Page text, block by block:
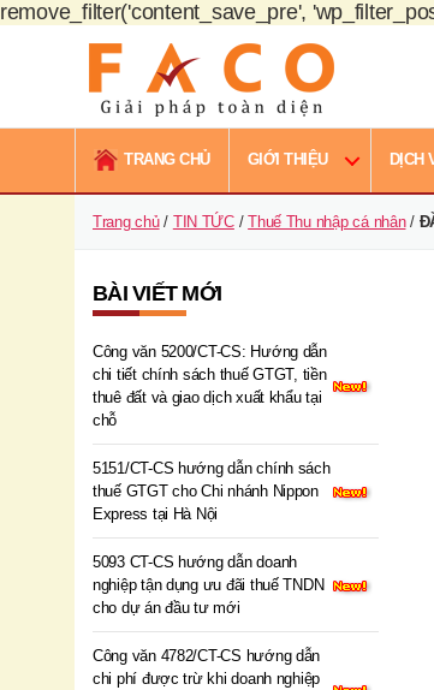
remove_filter('content_save_pre',
FACO
Việt
Nam
TRANG CHỦ GIỚI THIỆU DỊCH
Trang chủ/ TIN TỨC/Thuế Thu nhập cá nhân/
BÀI VIẾT MỚI
Công văn 5200/CT-CS: Hướng dẫn
chi tiết chính sách thuế GTGT, tiền
thuê đất và giao dịch xuất khẩu tại
chỗ
5151/CT-CS hướng dẫn chính sách
thuế GTGT cho Chi nhánh Nippon
Express tại Hà Nội
5093 CT-CS hướng dẫn doanh
nghiệp tận dụng ưu đãi thuế TNDN
cho dự án đầu tư mới
Công văn 4782/CT-CS hướng dẫn
chi phí được trừ khi doanh nghiệp